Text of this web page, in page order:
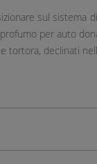
sul sistema
per auto
tortora, declinati